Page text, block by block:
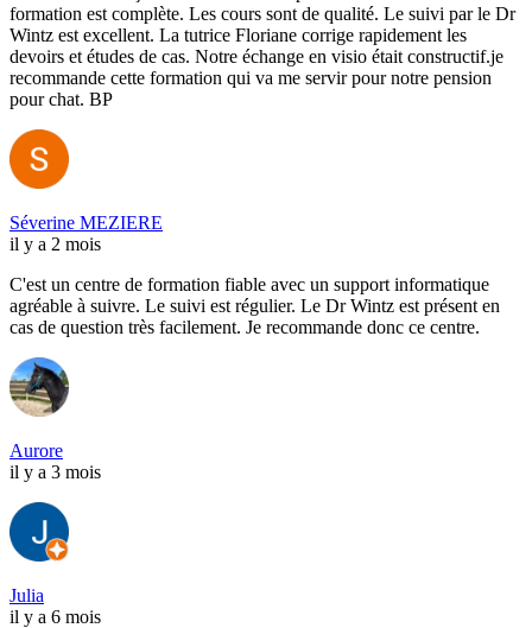
formation est complète. Les cours sont de qualité. Le suivi par le Dr
Wintz est excellent. La tutrice Floriane corrige rapidement les
devoirs et études de cas. Notre échange en visio était constructif.je
recommande cette formation qui va me servir pour notre pension
pour chat. BP
Séverine MEZIERE
il y a 2 mois
C'est un centre de formation fiable avec un support informatique
agréable à suivre. Le suivi est régulier. Le Dr Wintz est présent en
cas de question très facilement. Je recommande donc ce centre.
Aurore
il y a 3 mois
Julia
il y a 6 mois